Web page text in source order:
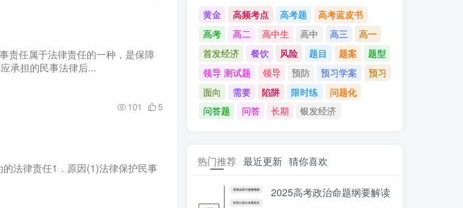
任属于法律责任的一种，是保障
承担的民事法律后...
101 5
法律责任1．原因(1)法律保护民事
黄金 高频考点 高考题
高考蓝皮书
高考
高二 高中生 高中 高三
高一
首发经济
餐饮 风险 题目 题案
题型
领导 测试题
领导 预防 预习学案
预习
面向
需要 陷阱 限时练
问题化
问答题
问答 长期 银发经济
热门推荐 最近更新 猜你喜欢
2025高考政治命题纲要解读